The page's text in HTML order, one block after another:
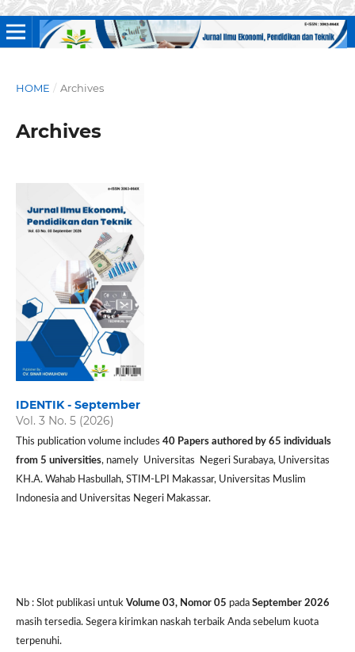
HOME / Archives
Archives
IDENTIK - September
Vol. 3 No. 5 (2026)
This publication volume includes 40 Papers authored by 65 individuals
from 5 universities, namely Universitas Negeri Surabaya, Universitas
KH.A. Wahab Hasbullah, STIM-LPI Makassar, Universitas Muslim
Indonesia and Universitas Negeri Makassar.
Nb : Slot publikasi untuk Volume 03, Nomor 05 padaSeptember 2026
masih tersedia. Segera kirimkan naskah terbaik Anda sebelum kuota
terpenuhi.